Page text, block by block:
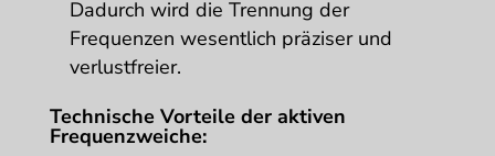
Dadurch wird die Trennung der
Frequenzen wesentlich präziser und
verlustfreier.
Technische Vorteile der aktiven
Frequenzweiche: